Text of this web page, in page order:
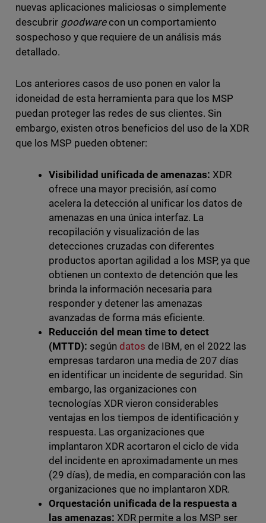
nuevas aplicaciones maliciosas o simplemente
descubrir goodwarecon un comportamiento
sospechoso y que requiere de un análisis más
detallado.
Los anteriores casos de uso ponen en valor la
idoneidad de esta herramienta para que los MSP
puedan proteger las redes de sus clientes. Sin
embargo, existen otros beneficios del uso de la XDR
que los MSP pueden obtener:
Visibilidad unificada de amenazas: XDR
ofrece una mayor precisión, así como
acelera la detección al unificar los datos de
amenazas en una única interfaz. La
recopilación y visualización de las
detecciones cruzadas con diferentes
productos aportan agilidad a los MSP, ya que
obtienen un contexto de detención que les
brinda la información necesaria para
responder y detener las amenazas
avanzadas de forma más eficiente.
Reducción del mean time to detect
(MTTD): según datos de IBM, en el 2022 las
empresas tardaron una media de 207 días
en identificar un incidente de seguridad. Sin
embargo, las organizaciones con
tecnologías XDR vieron considerables
ventajas en los tiempos de identificación y
respuesta. Las organizaciones que
implantaron XDR acortaron el ciclo de vida
del incidente en aproximadamente un mes
(29 días), de media, en comparación con las
organizaciones que no implantaron XDR.
Orquestación unificada de la respuesta a
las amenazas: XDR permite a los MSP ser